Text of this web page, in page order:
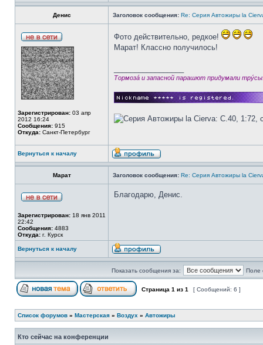
Денис Заголовок сообщения: Re: Серия Автожиры la
Зарегистрирован: 03 апр
2012 16:24
Сообщения: 915
Откуда: Санкт-Петербург
Фото действительно, редкое!
Марат! Классно получилось!
Тормозá и запасной парашют придумали
Вернуться к началу
Марат Заголовок сообщения: Re: Серия Автожиры la
Зарегистрирован: 18 янв 2011
22:42
Сообщения: 4883
Откуда: г. Курск
Благодарю, Денис.
Вернуться к началу
Показать сообщения за: Поле
Страница 1 из 1 [ Сообщений: 6 ]
Список форумов » Мастерская » Воздух » Автожиры
Кто сейчас на конференции